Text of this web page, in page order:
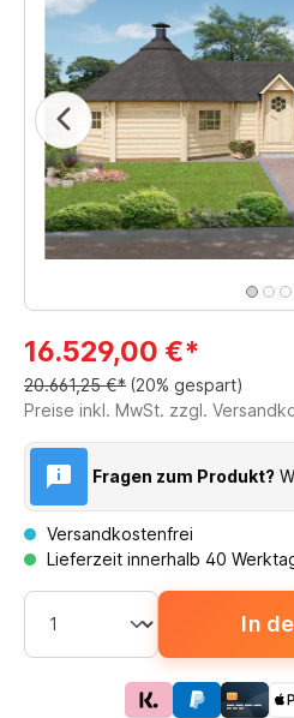
16.529,00 €*
20.661,25 €* (20% gespart)
Preise inkl. MwSt. zzgl.
Fragen zum Produkt?
Versandkostenfrei
Lieferzeit innerhalb 40
In